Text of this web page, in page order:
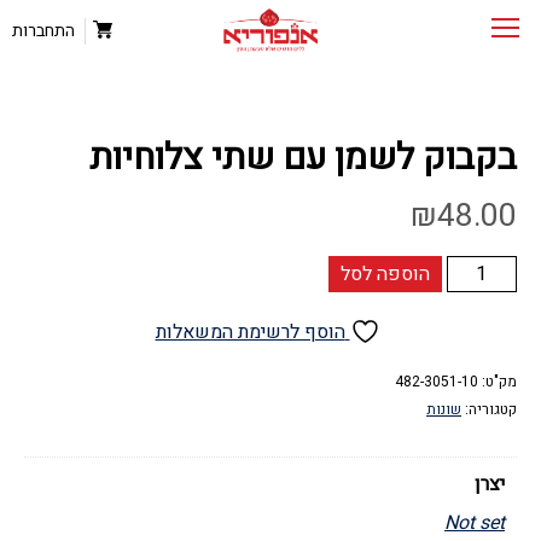
התחברות
בקבוק לשמן עם שתי צלוחיות
₪48.00
כמות
של
עם
שתי
הוספה לסל
הוסף לרשימת המשאלות
מק"ט: 482-3051-10
קטגוריה: שונות
יצרן
Not set